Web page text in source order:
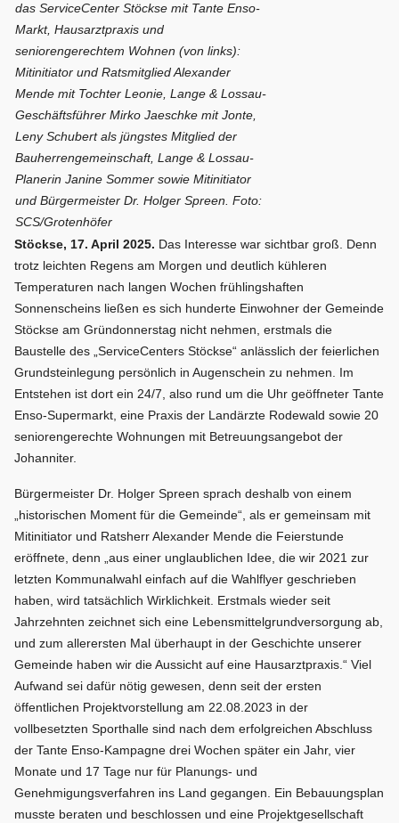
das ServiceCenter Stöckse mit Tante Enso-
Markt, Hausarztpraxis und
seniorengerechtem Wohnen (von links):
Mitinitiator und Ratsmitglied Alexander
Mende mit Tochter Leonie, Lange & Lossau-
Geschäftsführer Mirko Jaeschke mit Jonte,
Leny Schubert als jüngstes Mitglied der
Bauherrengemeinschaft, Lange & Lossau-
Planerin Janine Sommer sowie Mitinitiator
und Bürgermeister Dr. Holger Spreen. Foto:
SCS/Grotenhöfer
Stöckse, 17. April 2025. Das Interesse war sichtbar groß. Denn
trotz leichten Regens am Morgen und deutlich kühleren
Temperaturen nach langen Wochen frühlingshaften
Sonnenscheins ließen es sich hunderte Einwohner der Gemeinde
Stöckse am Gründonnerstag nicht nehmen, erstmals die
Baustelle des „ServiceCenters Stöckse“ anlässlich der feierlichen
Grundsteinlegung persönlich in Augenschein zu nehmen. Im
Entstehen ist dort ein 24/7, also rund um die Uhr geöffneter Tante
Enso-Supermarkt, eine Praxis der Landärzte Rodewald sowie 20
seniorengerechte Wohnungen mit Betreuungsangebot der
Johanniter.
Bürgermeister Dr. Holger Spreen sprach deshalb von einem
„historischen Moment für die Gemeinde“, als er gemeinsam mit
Mitinitiator und Ratsherr Alexander Mende die Feierstunde
eröffnete, denn „aus einer unglaublichen Idee, die wir 2021 zur
letzten Kommunalwahl einfach auf die Wahlflyer geschrieben
haben, wird tatsächlich Wirklichkeit. Erstmals wieder seit
Jahrzehnten zeichnet sich eine Lebensmittelgrundversorgung ab,
und zum allerersten Mal überhaupt in der Geschichte unserer
Gemeinde haben wir die Aussicht auf eine Hausarztpraxis.“ Viel
Aufwand sei dafür nötig gewesen, denn seit der ersten
öffentlichen Projektvorstellung am 22.08.2023 in der
vollbesetzten Sporthalle sind nach dem erfolgreichen Abschluss
der Tante Enso-Kampagne drei Wochen später ein Jahr, vier
Monate und 17 Tage nur für Planungs- und
Genehmigungsverfahren ins Land gegangen. Ein Bebauungsplan
musste beraten und beschlossen und eine Projektgesellschaft